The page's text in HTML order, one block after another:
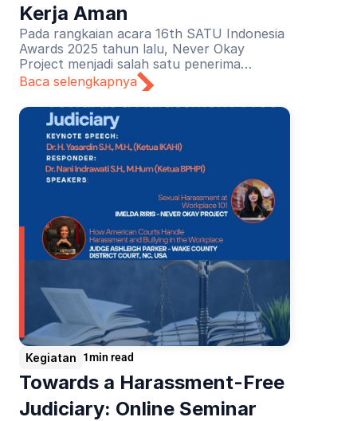
Kerja Aman
Pada rangkaian acara 16th SATU Indonesia
Awards 2025 tahun lalu, Never Okay
Project menjadi salah satu penerima
penghargaan untuk kategori Pendidikan.
Apresiasi diberikan atas upaya edukasi
pencegahan dan penanganan pelecehan
seksual di dunia kerja.
Baca selengkapnya
Kegiatan 1min read
Towards a Harassment-Free
Judiciary: Online Seminar